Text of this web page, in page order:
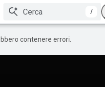
/
contenere errori.